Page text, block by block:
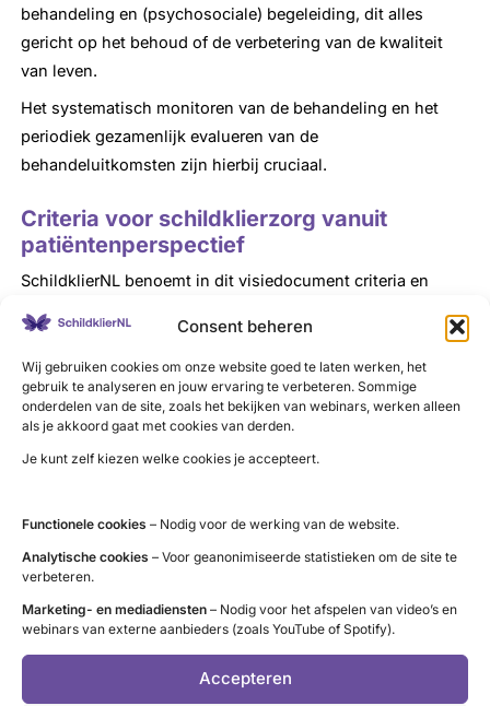
Consent beheren
Wij gebruiken cookies om onze website goed te laten werken, het
gebruik te analyseren en jouw ervaring te verbeteren. Sommige
onderdelen van de site, zoals het bekijken van webinars, werken alleen
als je akkoord gaat met cookies van derden.
Je kunt zelf kiezen welke cookies je accepteert.
Functionele cookies – Nodig voor de werking van de website.
Analytische cookies – Voor geanonimiseerde statistieken om de site te
verbeteren.
Marketing- en mediadiensten – Nodig voor het afspelen van video’s en
webinars van externe aanbieders (zoals YouTube of Spotify).
Accepteren
behandeling en (psychosociale) begeleiding, dit alles
gericht op het behoud of de verbetering van de kwaliteit
van leven.
Het systematisch monitoren van de behandeling en het
periodiek gezamenlijk evalueren van de
behandeluitkomsten zijn hierbij cruciaal.
Criteria voor schildklierzorg vanuit
patiëntenperspectief
SchildklierNL benoemt in dit visiedocument criteria en
aspecten van de zorg die aansluiten bij de behoeften en
wensen van mensen met een schildklieraandoening.
Goede informatievoorziening
Toegankelijke informatie op het juiste moment
Deskundigheid
Diagnose
Verwijzen
Tijdig verwijzen naar de 2e/3e lijn conform medische
richtlijn huisartsen
Persoonsgerichte behandeling met systematische